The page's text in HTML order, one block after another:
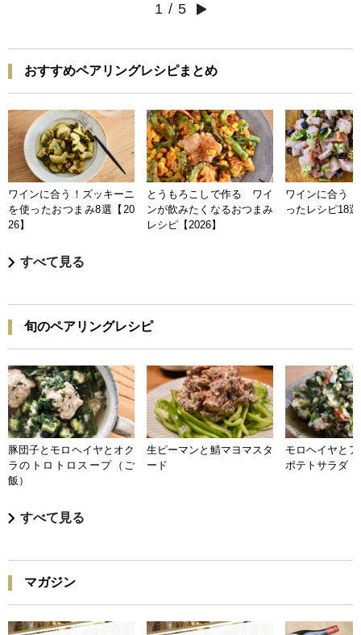
1 / 5
おすすめペアリングレシピまとめ
ワインに合う！ズッキーニ
を使ったおつまみ8選【20
26】
とうもろこしで作る ワイ
ンが飲みたくなるおつまみ
レシピ【2026】
ワインに合う
ったレシピ18
すべて見る
旬のペアリングレシピ
豚団子とモロヘイヤとオク
ラのトロトロスープ（ご
飯）
生ピーマンと鯖マヨマスタ
ード
モロヘイヤと
ポテトサラダ
すべて見る
マガジン